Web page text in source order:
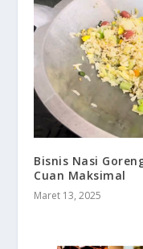
Bisnis Nasi
Cuan Maksimal
Maret 13, 2025